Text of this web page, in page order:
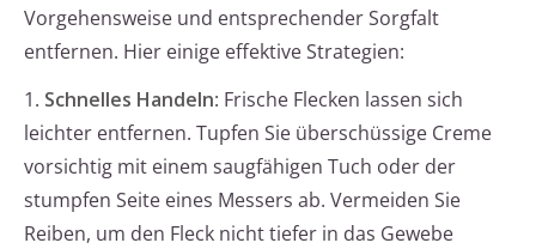
Vorgehensweise und entsprechender Sorgfalt
entfernen. Hier einige effektive Strategien:
1. Schnelles Handeln: Frische Flecken lassen sich
leichter entfernen. Tupfen Sie überschüssige Creme
vorsichtig mit einem saugfähigen Tuch oder der
stumpfen Seite eines Messers ab. Vermeiden Sie
Reiben, um den Fleck nicht tiefer in das Gewebe